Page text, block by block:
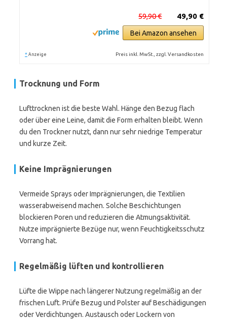
49,90 €
59,90 €
Bei Amazon ansehen
* Anzeige Preis inkl. MwSt., zzgl. Versandkosten
Trocknung und Form
Lufttrocknen ist die beste Wahl. Hänge den Bezug flach
oder über eine Leine, damit die Form erhalten bleibt. Wenn
du den Trockner nutzt, dann nur sehr niedrige Temperatur
und kurze Zeit.
Keine Imprägnierungen
Vermeide Sprays oder Imprägnierungen, die Textilien
wasserabweisend machen. Solche Beschichtungen
blockieren Poren und reduzieren die Atmungsaktivität.
Nutze imprägnierte Bezüge nur, wenn Feuchtigkeitsschutz
Vorrang hat.
Regelmäßig lüften und kontrollieren
Lüfte die Wippe nach längerer Nutzung regelmäßig an der
frischen Luft. Prüfe Bezug und Polster auf Beschädigungen
oder Verdichtungen. Austausch oder Lockern von